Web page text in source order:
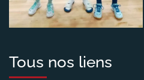
Tous nos liens